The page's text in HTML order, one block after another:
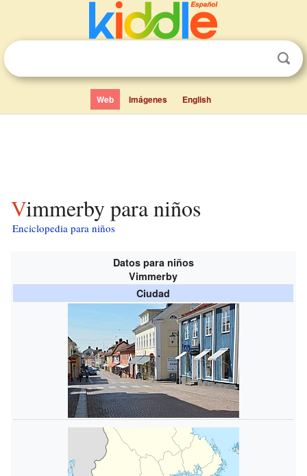
Web Imágenes English
Vimmerby para niños
Enciclopedia para niños
Datos para niños
Vimmerby
Ciudad